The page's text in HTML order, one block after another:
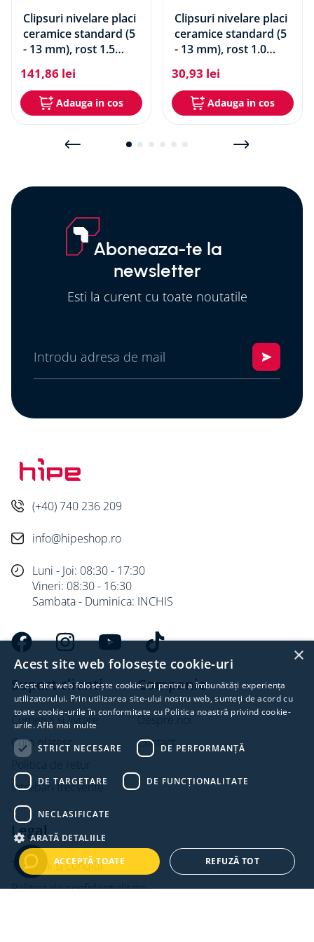
Clipsuri nivelare placi
ceramice standard (5
- 13 mm), rost 1.5
141,86 lei
Adauga in cos
Clipsuri nivelare placi
ceramice standard (5
- 13 mm), rost 1.0
30,93 lei
Adauga in cos
Aboneaza-te la
newsletter
Esti la curent cu toate noutatile
(+40) 740 236 209
info@hipeshop.ro
Luni - Joi: 08:30 - 17:30
Vineri: 08:30 - 16:30
Sambata - Duminica: INCHIS
Suport clienti
Comenzi si livrare
Cum platesc
Politica de retur
Intrebari frecvente
Companie
Despre noi
Contact
Legal
Termeni si conditii
Politica de confidentialitate
×
Acest site web folosește cookie-uri
Acest site web folosește cookie-uri pentru a îmbunătăți experiența
utilizatorului. Prin utilizarea site-ului nostru web, sunteți de acord cu
toate cookie-urile în conformitate cu Politica noastră privind cookie-
urile.Află mai multe
STRICT NECESARE
DE PERFORMANȚĂ
DE TARGETARE DE FUNCŢIONALITATE
NECLASIFICATE
ARATĂ DETALIILE
ACCEPTĂ TOATE
REFUZĂ TOT